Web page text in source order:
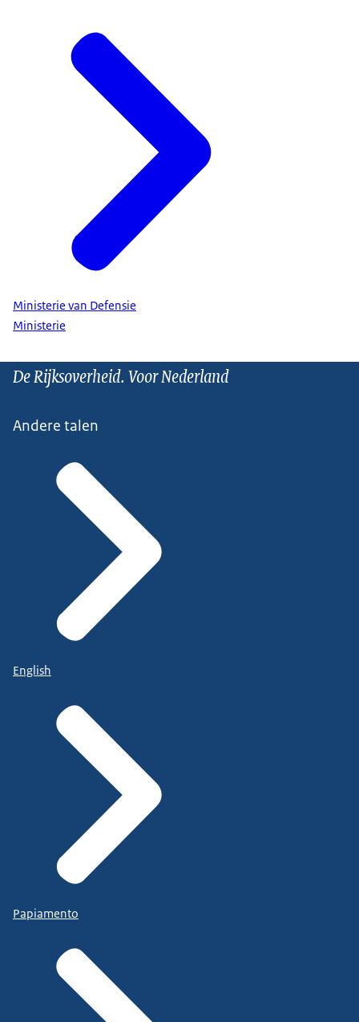
Ministerie van Defensie
Ministerie
De Rijksoverheid. Voor Nederland
Andere talen
English
Papiamento